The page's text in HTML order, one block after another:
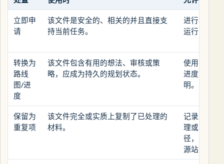
立即申
请
该文件是安全的、相关的并且直接支
持当前任务。
进行命名编
运行目标检
转换为
路线
图/进
度
该文件包含有用的想法、审核或策
略，应成为持久的规划状态。
使用有用的
进度、决策
明。
保留为
重复项
该文件完全或实质上复制了已处理的
材料。
记录重复关
理或目标记
径，只有在
源站点副本